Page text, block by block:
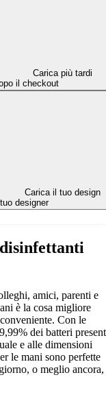
Carica più tardi
il checkout
Carica il tuo design
designer
amici, parenti e
è la cosa migliore
Con le
dei batteri
e alle dimensioni
le mani sono perfette
o meglio ancora,